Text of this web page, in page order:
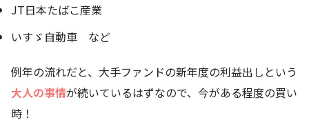
JT日本たばこ産業
いすゞ自動車 など
例年の流れだと、大手ファンドの新年度の利益出しという
大人の事情が続いているはずなので、今がある程度の買い
時！